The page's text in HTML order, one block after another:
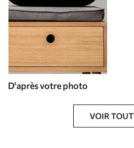
D'après votre photo
VOIR TOUT